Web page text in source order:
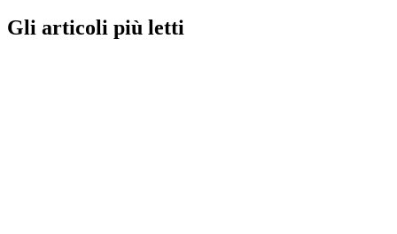
Gli articoli più letti